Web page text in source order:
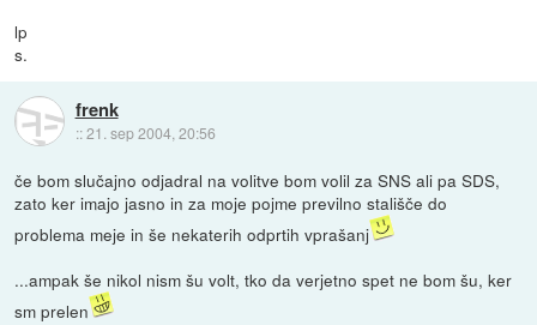
lp
s.
frenk
::21. sep 2004, 20:56
če bom slučajno odjadral na volitve bom volil za SNS ali pa SDS,
zato ker imajo jasno in za moje pojme previlno stališče do
problema meje in še nekaterih odprtih vprašanj
...ampak še nikol nism šu volt, tko da verjetno spet ne bom šu, ker
sm prelen